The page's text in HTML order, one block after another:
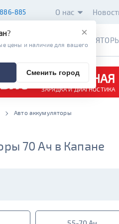
885 О нас
БЕСПЛАТНАЯ
ЗАРЯДКА И ДИАГНОСТИКА
Авто аккумуляторы
70 Ач в Капане
×
?
цены и наличие для вашего
Сменить город